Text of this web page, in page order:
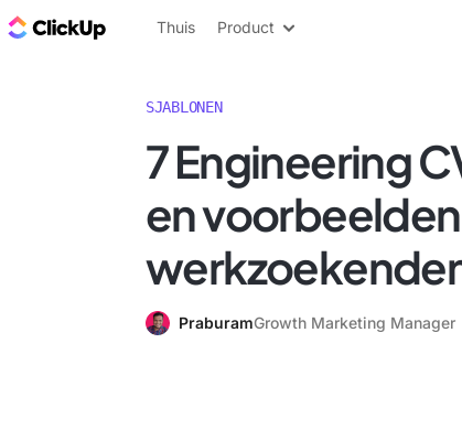
ClickUp Blog
Thuis Product
SJABLONEN
7 Engineering
en
PraburamGrowth Marketing Manager